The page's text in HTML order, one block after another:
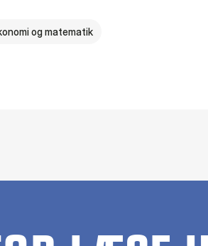
og matematik